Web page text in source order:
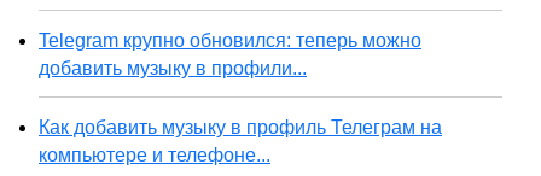
Telegram крупно обновился: теперь можно
добавить музыку в профили...
Как добавить музыку в профиль Телеграм на
компьютере и телефоне...